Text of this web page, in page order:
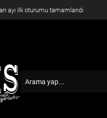
ayı ilk oturumu tamamlandı